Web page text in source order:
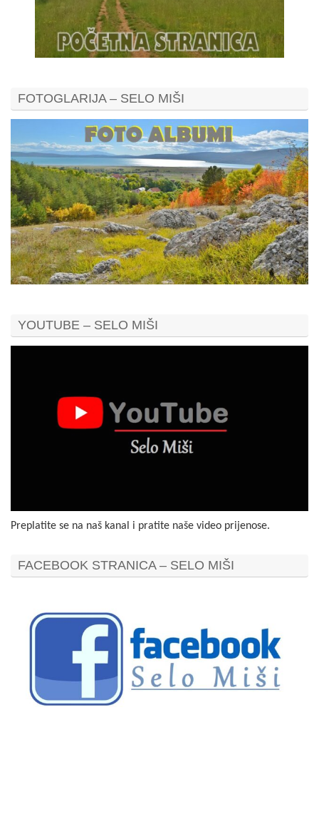
FOTOGLARIJA – SELO MIŠI
YOUTUBE – SELO MIŠI
Preplatite se na naš kanal i pratite naše video prijenose.
FACEBOOK STRANICA – SELO MIŠI